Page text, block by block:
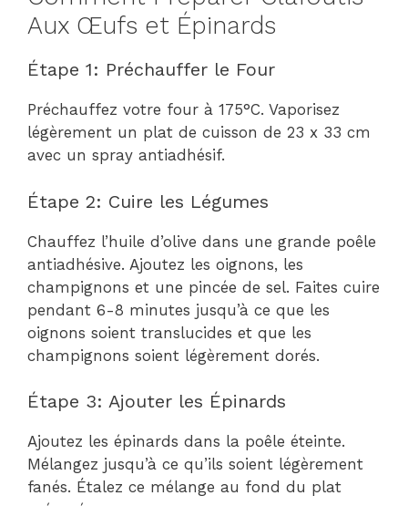
Aux Œufs et Épinards
Étape 1: Préchauffer le Four
Préchauffez votre four à 175°C. Vaporisez
légèrement un plat de cuisson de 23 x 33 cm
avec un spray antiadhésif.
Étape 2: Cuire les Légumes
Chauffez l’huile d’olive dans une grande poêle
antiadhésive. Ajoutez les oignons, les
champignons et une pincée de sel. Faites cuire
pendant 6-8 minutes jusqu’à ce que les
oignons soient translucides et que les
champignons soient légèrement dorés.
Étape 3: Ajouter les Épinards
Ajoutez les épinards dans la poêle éteinte.
Mélangez jusqu’à ce qu’ils soient légèrement
fanés. Étalez ce mélange au fond du plat